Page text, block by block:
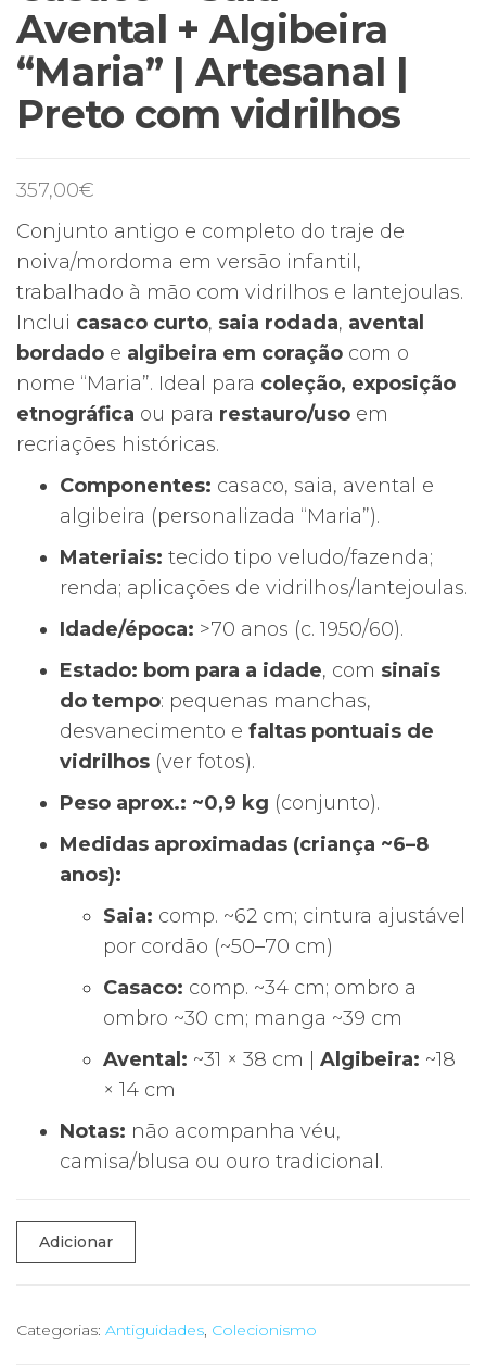
Avental + Algibeira
“Maria” | Artesanal |
Preto com vidrilhos
357,00€
Conjunto antigo e completo do traje de
noiva/mordoma em versão infantil,
trabalhado à mão com vidrilhos e lantejoulas.
Inclui casaco curto, saia rodada, avental
bordado e algibeira em coração com o
nome “Maria”. Ideal para coleção, exposição
etnográfica ou para restauro/uso em
recriações históricas.
Componentes: casaco, saia, avental e
algibeira (personalizada “Maria”).
Materiais: tecido tipo veludo/fazenda;
renda; aplicações de vidrilhos/lantejoulas.
Idade/época: >70 anos (c. 1950/60).
Estado: bom para a idade, com sinais
do tempo: pequenas manchas,
desvanecimento e faltas pontuais de
vidrilhos (ver fotos).
Peso aprox.: ~0,9 kg (conjunto).
Medidas aproximadas (criança ~6–8
anos):
Saia: comp. ~62 cm; cintura ajustável
por cordão (~50–70 cm)
Casaco: comp. ~34 cm; ombro a
ombro ~30 cm; manga ~39 cm
Avental: ~31 × 38 cm | Algibeira: ~18
× 14 cm
Notas: não acompanha véu,
camisa/blusa ou ouro tradicional.
Quantidade
de
Minhoto
Adicionar
Categorias: Antiguidades, Colecionismo